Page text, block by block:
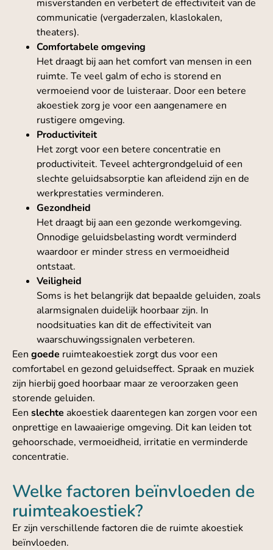
misverstanden en verbetert de effectiviteit van de
communicatie (vergaderzalen, klaslokalen,
theaters).
Comfortabele omgeving
Het draagt bij aan het comfort van mensen in een
ruimte. Te veel galm of echo is storend en
vermoeiend voor de luisteraar. Door een betere
akoestiek zorg je voor een aangenamere en
rustigere omgeving.
Productiviteit
Het zorgt voor een betere concentratie en
productiviteit. Teveel achtergrondgeluid of een
slechte geluidsabsorptie kan afleidend zijn en de
werkprestaties verminderen.
Gezondheid
Het draagt bij aan een gezonde werkomgeving.
Onnodige geluidsbelasting wordt verminderd
waardoor er minder stress en vermoeidheid
ontstaat.
Veiligheid
Soms is het belangrijk dat bepaalde geluiden, zoals
alarmsignalen duidelijk hoorbaar zijn. In
noodsituaties kan dit de effectiviteit van
waarschuwingssignalen verbeteren.
Een goede ruimteakoestiek zorgt dus voor een
comfortabel en gezond geluidseffect. Spraak en muziek
zijn hierbij goed hoorbaar maar ze veroorzaken geen
storende geluiden.
Een slechte akoestiek daarentegen kan zorgen voor een
onprettige en lawaaierige omgeving. Dit kan leiden tot
gehoorschade, vermoeidheid, irritatie en verminderde
concentratie.
Welke factoren beïnvloeden de
ruimteakoestiek?
Er zijn verschillende factoren die de ruimte akoestiek
beïnvloeden.